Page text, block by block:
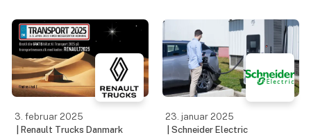
batteriteknologien
stadig forbedres, og
infrastrukturen
udbygges hastigt. Brint
har sine fo
frem til årets udgave af
Skandinaviens førende
transportmesse.
Transport 2025 finder
sted i MCH Messecente
3. februar 2025
| Renault Trucks Danmark
23. januar 2025
| Schneider Electric